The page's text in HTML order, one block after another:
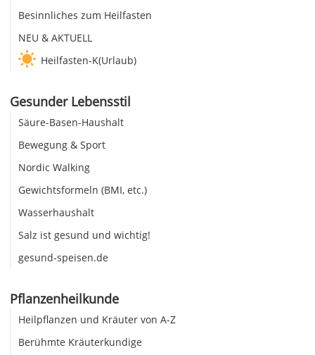
Besinnliches zum Heilfasten
NEU & AKTUELL
Heilfasten-K(Urlaub)
Gesunder Lebensstil
Säure-Basen-Haushalt
Bewegung & Sport
Nordic Walking
Gewichtsformeln (BMI, etc.)
Wasserhaushalt
Salz ist gesund und wichtig!
gesund-speisen.de
Pflanzenheilkunde
Heilpflanzen und Kräuter von A-Z
Berühmte Kräuterkundige